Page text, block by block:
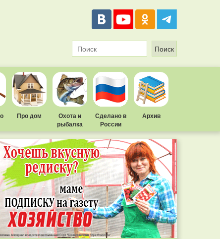
Про дом
Охота и
рыбалка
Сделано в
России
Архив